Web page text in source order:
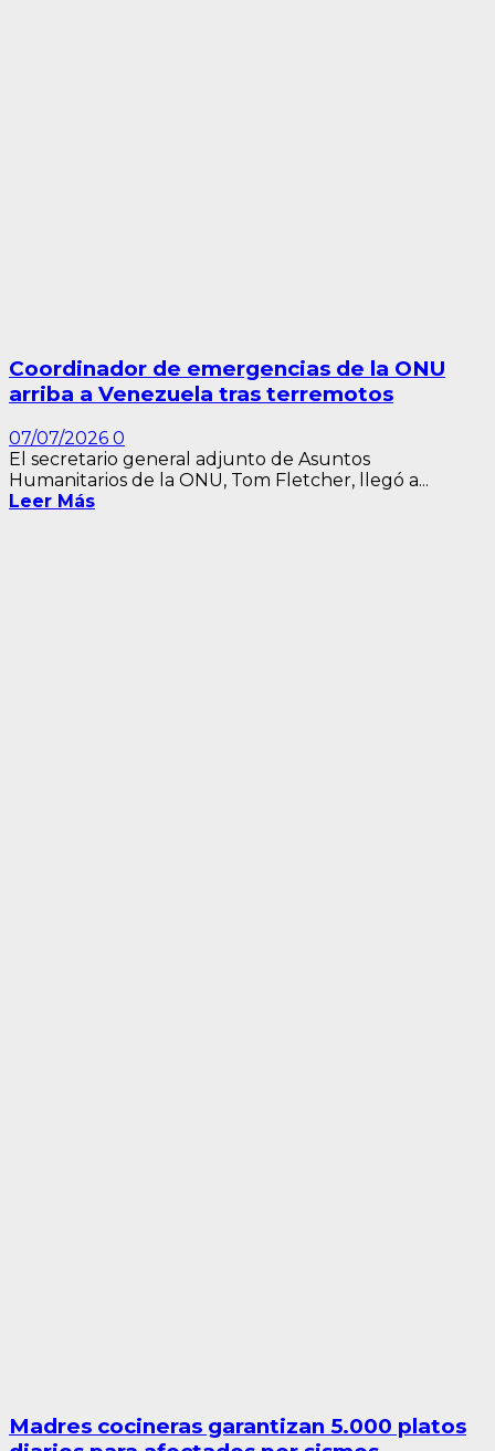
Coordinador de emergencias de la ONU
arriba a Venezuela tras terremotos
07/07/2026 0
El secretario general adjunto de Asuntos
Humanitarios de la ONU, Tom Fletcher, llegó a...
Leer Más
Madres cocineras garantizan 5.000 platos